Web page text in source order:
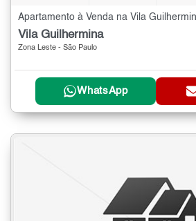
Vila Guilhermina
Zona Leste - São Paulo
WhatsApp